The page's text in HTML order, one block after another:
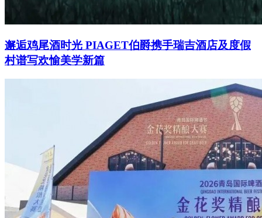
邂逅鸡尾酒时光 PIAGET伯爵携手瑞吉酒店及度假
村谱写欢愉美学新篇